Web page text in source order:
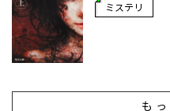
ミステリ
も